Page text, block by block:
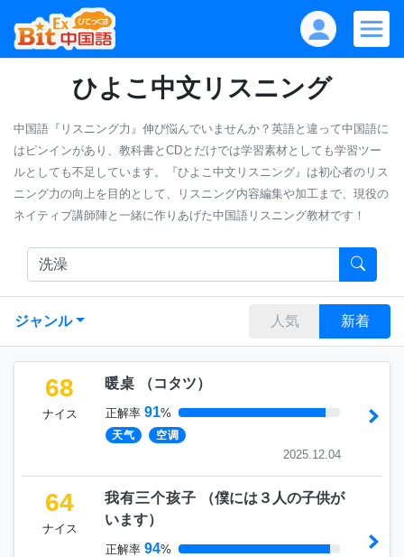
ひよこ中文リスニング
中国語『リスニング力』伸び悩んでいませんか？英語と違って中国語に
はピンインがあり、教科書とCDとだけでは学習素材としても学習ツー
ルとしても不足しています。『ひよこ中文リスニング』は初心者のリス
ニング力の向上を目的として、リスニング内容編集や加工まで、現役の
ネイティブ講師陣と一緒に作りあげた中国語リスニング教材です！
ジャンル 人気 新着
68
ナイス
暖桌 （コタツ）
正解率 91%
天气 空调
2025.12.04
64
ナイス
我有三个孩子 （僕には３人の子供が
います）
正解率 94%